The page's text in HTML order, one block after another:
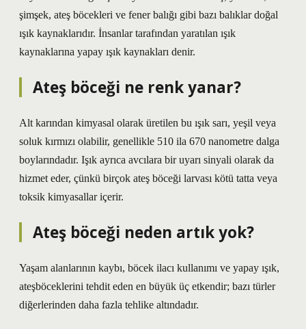
şimşek, ateş böcekleri ve fener balığı gibi bazı balıklar doğal
ışık kaynaklarıdır. İnsanlar tarafından yaratılan ışık
kaynaklarına yapay ışık kaynakları denir.
Ateş böceği ne renk yanar?
Alt karından kimyasal olarak üretilen bu ışık sarı, yeşil veya
soluk kırmızı olabilir, genellikle 510 ila 670 nanometre dalga
boylarındadır. Işık ayrıca avcılara bir uyarı sinyali olarak da
hizmet eder, çünkü birçok ateş böceği larvası kötü tatta veya
toksik kimyasallar içerir.
Ateş böceği neden artık yok?
Yaşam alanlarının kaybı, böcek ilacı kullanımı ve yapay ışık,
ateşböceklerini tehdit eden en büyük üç etkendir; bazı türler
diğerlerinden daha fazla tehlike altındadır.